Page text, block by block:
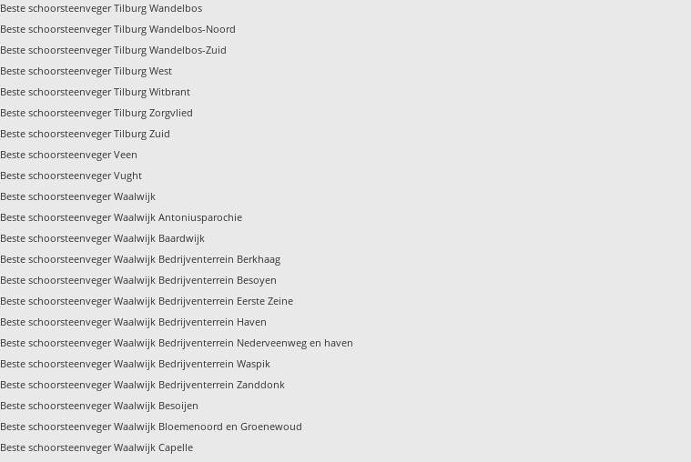
Beste schoorsteenveger Tilburg Wandelbos
Beste schoorsteenveger Tilburg Wandelbos-Noord
Beste schoorsteenveger Tilburg Wandelbos-Zuid
Beste schoorsteenveger Tilburg West
Beste schoorsteenveger Tilburg Witbrant
Beste schoorsteenveger Tilburg Zorgvlied
Beste schoorsteenveger Tilburg Zuid
Beste schoorsteenveger Veen
Beste schoorsteenveger Vught
Beste schoorsteenveger Waalwijk
Beste schoorsteenveger Waalwijk Antoniusparochie
Beste schoorsteenveger Waalwijk Baardwijk
Beste schoorsteenveger Waalwijk Bedrijventerrein Berkhaag
Beste schoorsteenveger Waalwijk Bedrijventerrein Besoyen
Beste schoorsteenveger Waalwijk Bedrijventerrein Eerste Zeine
Beste schoorsteenveger Waalwijk Bedrijventerrein Haven
Beste schoorsteenveger Waalwijk Bedrijventerrein Nederveenweg en haven
Beste schoorsteenveger Waalwijk Bedrijventerrein Waspik
Beste schoorsteenveger Waalwijk Bedrijventerrein Zanddonk
Beste schoorsteenveger Waalwijk Besoijen
Beste schoorsteenveger Waalwijk Bloemenoord en Groenewoud
Beste schoorsteenveger Waalwijk Capelle